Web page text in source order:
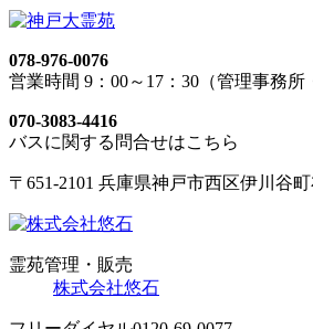
078-976-0076
営業時間 9：00～17：30（管理事務
070-3083-4416
バスに関する問合せはこちら
〒651-2101 兵庫県神戸市西区伊川谷
霊苑管理・販売
株式会社悠石